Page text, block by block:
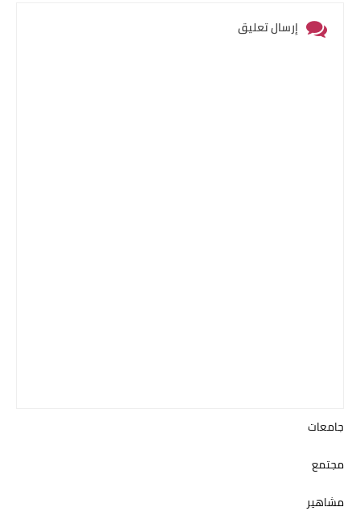
إرسال تعليق
جامعات
مجتمع
مشاهير